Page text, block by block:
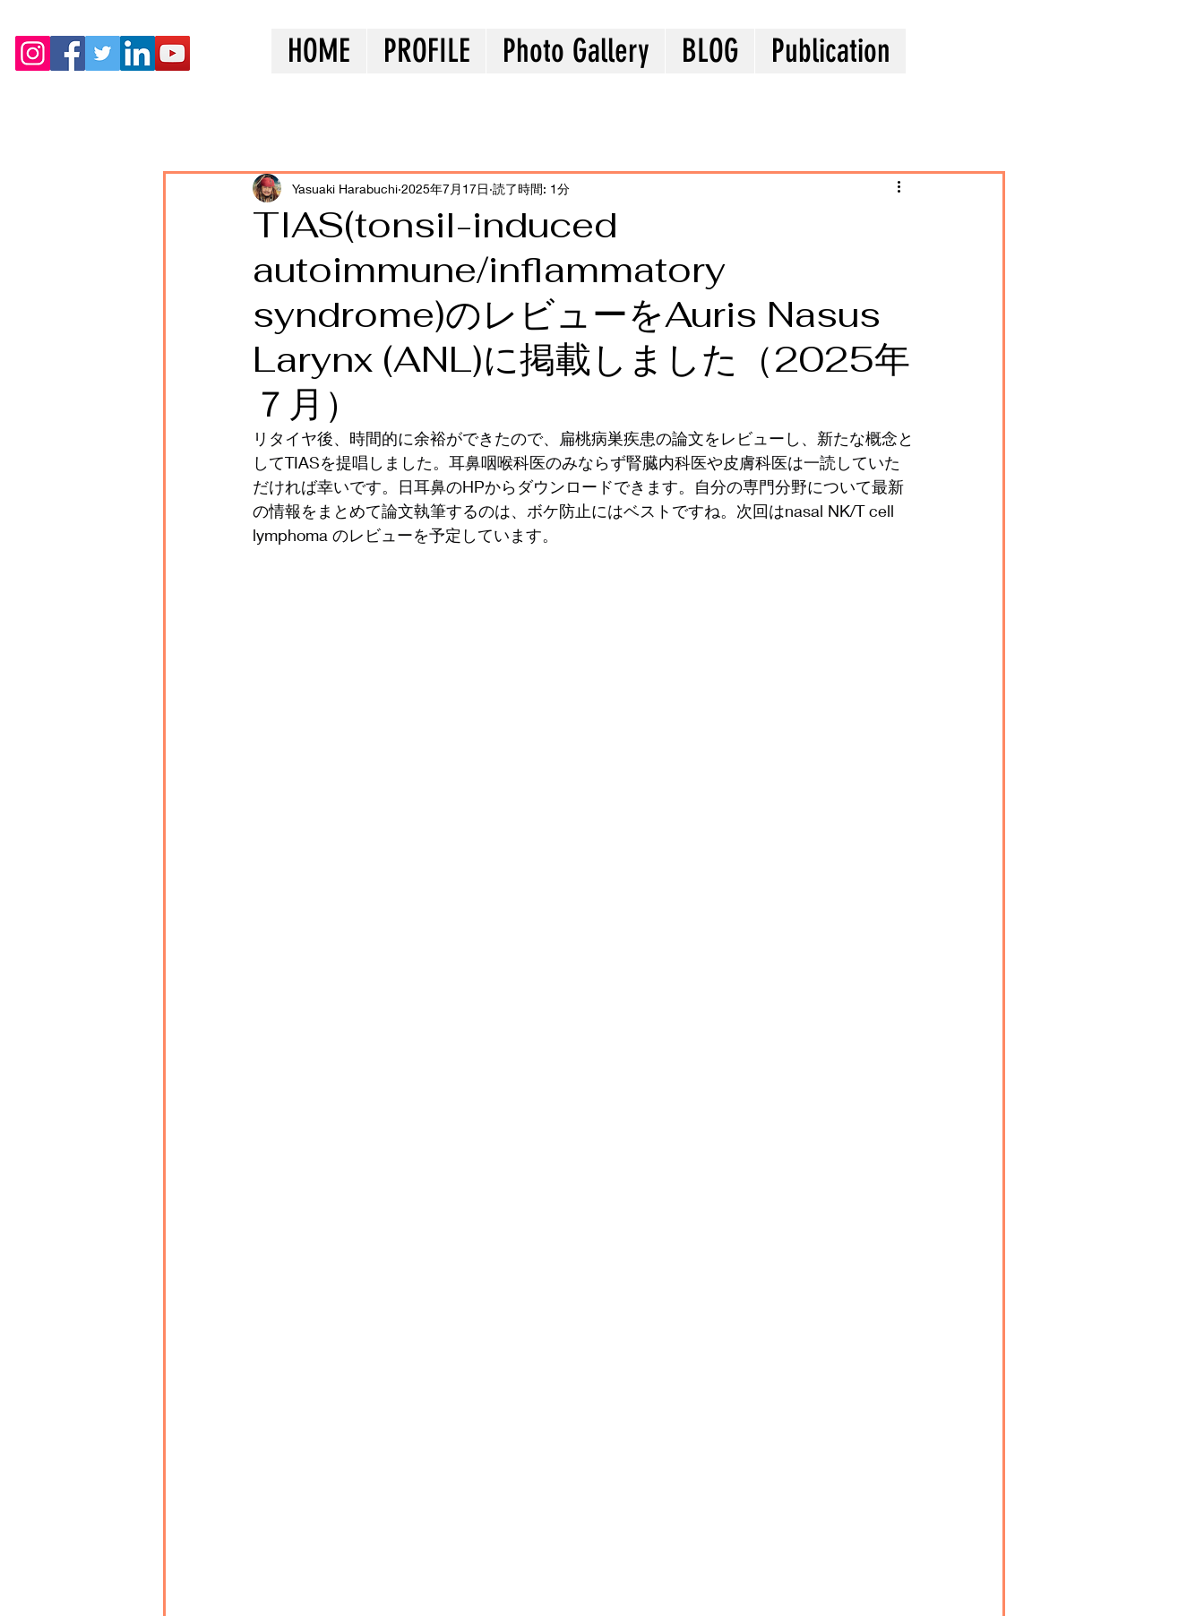
HOME PROFILE Photo Gallery BLOG Publication
TIAS(tonsil-induced
autoimmune/inflammatory
syndrome)のレビューをAuris Nasus
Larynx (ANL)に掲載しました（2025年
７月）
Yasuaki Harabuchi 2025年7月17日 読了時間: 1分
リタイヤ後、時間的に余裕ができたので、扁桃病巣疾患の論文をレビューし、新たな概念と
してTIASを提唱しました。耳鼻咽喉科医のみならず腎臓内科医や皮膚科医は一読していた
だければ幸いです。日耳鼻のHPからダウンロードできます。自分の専門分野について最新
の情報をまとめて論文執筆するのは、ボケ防止にはベストですね。次回はnasal NK/T cell
lymphoma のレビューを予定しています。